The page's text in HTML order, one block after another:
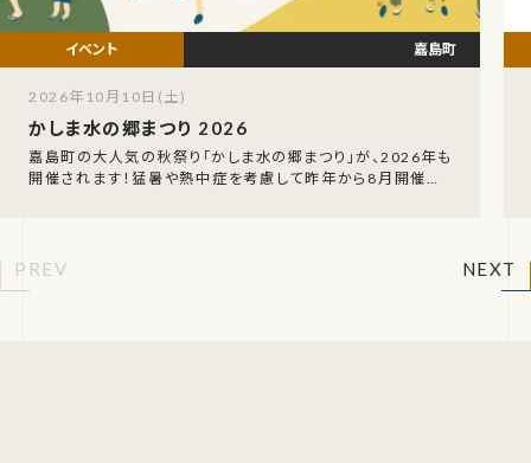
かしま水の郷まつり 2026
嘉島町の大人気の秋祭り「かしま水の郷まつり」が、2026年も
開催されます！猛暑や熱中症を考慮して昨年から8月開催を1
嘉島町
2026年10月10日(土)
PREV NEXT